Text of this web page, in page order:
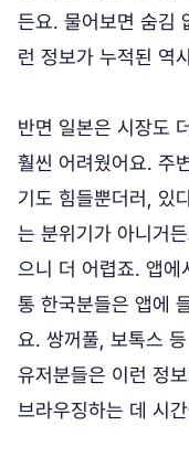
든요. 물어보면 숨김
런 정보가 누적된 역
반면 일본은 시장도
훨씬 어려웠어요. 주
기도 힘들뿐더러, 있
는 분위기가 아니거
으니 더 어렵죠. 앱에
통 한국분들은 앱에
요. 쌍꺼풀, 보톡스
유저분들은 이런 정
브라우징하는 데 시